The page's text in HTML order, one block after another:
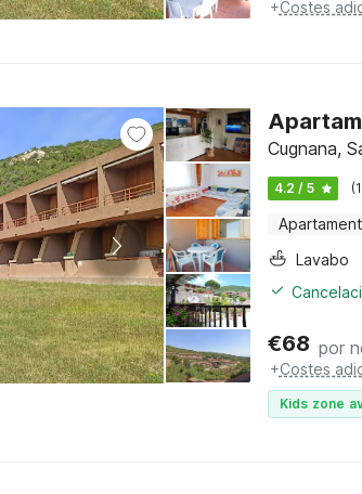
+Costes
Cugnana,
4.2 / 5
Lavabo
€68 por
+Costes
Kids zone